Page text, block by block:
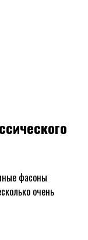
фасоны
очень